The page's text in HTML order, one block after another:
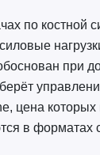
по костной
при
цена которых
в форматах